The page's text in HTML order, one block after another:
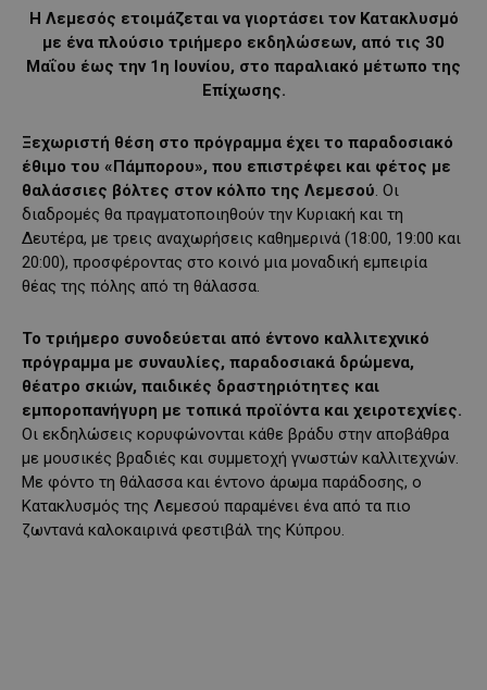
Η Λεμεσός ετοιμάζεται να γιορτάσει τον Κατακλυσμό
με ένα πλούσιο τριήμερο εκδηλώσεων, από τις 30
Μαΐου έως την 1η Ιουνίου, στο παραλιακό μέτωπο της
Επίχωσης.
Ξεχωριστή θέση στο πρόγραμμα έχει το παραδοσιακό
έθιμο του «Πάμπορου», που επιστρέφει και φέτος με
θαλάσσιες βόλτες στον κόλπο της Λεμεσού. Οι
διαδρομές θα πραγματοποιηθούν την Κυριακή και τη
Δευτέρα, με τρεις αναχωρήσεις καθημερινά (18:00, 19:00 και
20:00), προσφέροντας στο κοινό μια μοναδική εμπειρία
θέας της πόλης από τη θάλασσα.
Το τριήμερο συνοδεύεται από έντονο καλλιτεχνικό
πρόγραμμα με συναυλίες, παραδοσιακά δρώμενα,
θέατρο σκιών, παιδικές δραστηριότητες και
εμποροπανήγυρη με τοπικά προϊόντα και χειροτεχνίες.
Οι εκδηλώσεις κορυφώνονται κάθε βράδυ στην αποβάθρα
με μουσικές βραδιές και συμμετοχή γνωστών καλλιτεχνών.
Με φόντο τη θάλασσα και έντονο άρωμα παράδοσης, ο
Κατακλυσμός της Λεμεσού παραμένει ένα από τα πιο
ζωντανά καλοκαιρινά φεστιβάλ της Κύπρου.